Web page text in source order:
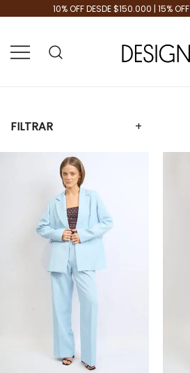
10% OFF DESDE $150.000 | 15%
FILTRAR +